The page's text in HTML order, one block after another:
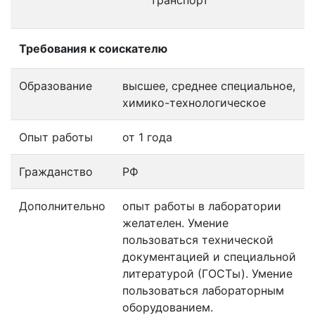
Требования к соискателю
Образование
высшее, среднее специальное,
химико-технологическое
Опыт работы от 1 года
Гражданство РФ
Дополнительно
опыт работы в лаборатории
желателен. Умение
пользоваться технической
документацией и специальной
литературой (ГОСТы). Умение
пользоваться лабораторным
оборудованием.